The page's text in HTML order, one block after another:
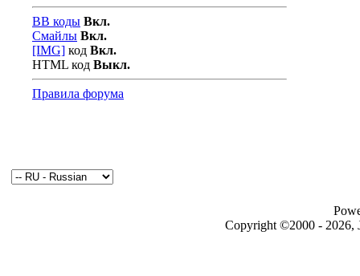
BB коды Вкл.
Смайлы Вкл.
[IMG] код Вкл.
HTML код Выкл.
Правила форума
Copyright ©2000 - 2026,